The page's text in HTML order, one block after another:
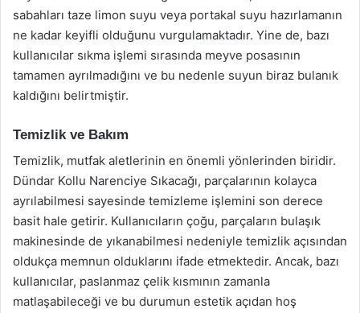
sabahları taze limon suyu veya portakal suyu hazırlamanın
ne kadar keyifli olduğunu vurgulamaktadır. Yine de, bazı
kullanıcılar sıkma işlemi sırasında meyve posasının
tamamen ayrılmadığını ve bu nedenle suyun biraz bulanık
kaldığını belirtmiştir.
Temizlik ve Bakım
Temizlik, mutfak aletlerinin en önemli yönlerinden biridir.
Dündar Kollu Narenciye Sıkacağı, parçalarının kolayca
ayrılabilmesi sayesinde temizleme işlemini son derece
basit hale getirir. Kullanıcıların çoğu, parçaların bulaşık
makinesinde de yıkanabilmesi nedeniyle temizlik açısından
oldukça memnun olduklarını ifade etmektedir. Ancak, bazı
kullanıcılar, paslanmaz çelik kısmının zamanla
matlaşabileceği ve bu durumun estetik açıdan hoş